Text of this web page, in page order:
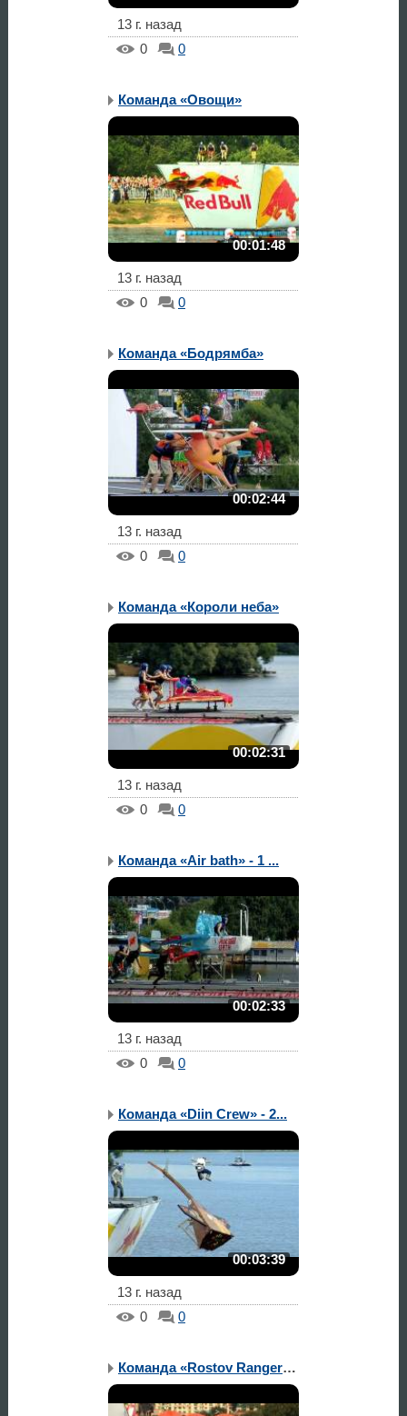
13 г. назад
0
0
Команда «Овощи»
00:01:48
13 г. назад
0
0
Команда «Бодрямба»
00:02:44
13 г. назад
0
0
Команда «Короли неба»
00:02:31
13 г. назад
0
0
Команда «Air bath» - 1 ...
00:02:33
13 г. назад
0
0
Команда «Diin Crew» - 2...
00:03:39
13 г. назад
0
0
Команда «Rostov Rangers...